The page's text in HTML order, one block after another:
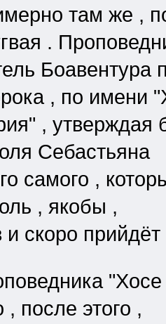
там же ,
.
Боавентура
, по имени
, утверждая
Себастьяна
самого ,
, якобы ,
и скоро
, после этого ,